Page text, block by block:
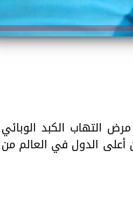
التهاب الكبد الوبائي
الدول في العالم من